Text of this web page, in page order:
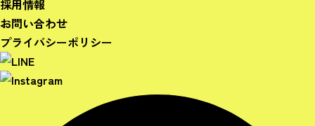
採用情報
お問い合わせ
プライバシーポリシー